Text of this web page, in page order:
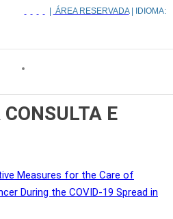
ÁREA RESERVADA| IDIOMA:
CONSULTA E
Measures for the Care of
During the COVID-19 Spread in